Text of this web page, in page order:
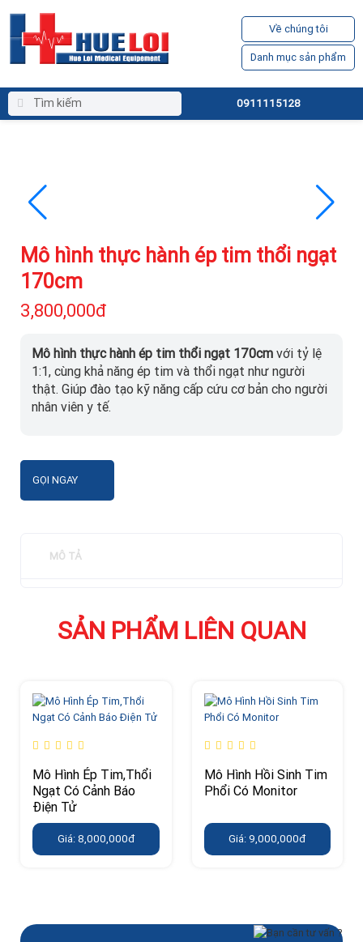
Về chúng tôi
Danh mục sản phẩm
0911115128
Mô hình thực hành ép tim thổi ngạt
170cm
3,800,000đ
Mô hình thực hành ép tim thổi ngạt 170cm với tỷ lệ
1:1, cùng khả năng ép tim và thổi ngạt như người
thật. Giúp đào tạo kỹ năng cấp cứu cơ bản cho người
nhân viên y tế.
GỌI NGAY
MÔ TẢ
SẢN PHẨM LIÊN QUAN
Mô Hình Ép Tim,Thổi
Ngạt Có Cảnh Báo
Điện Tử
Giá: 8,000,000đ
Mô Hình Hồi Sinh Tim
Phổi Có Monitor
Giá: 9,000,000đ